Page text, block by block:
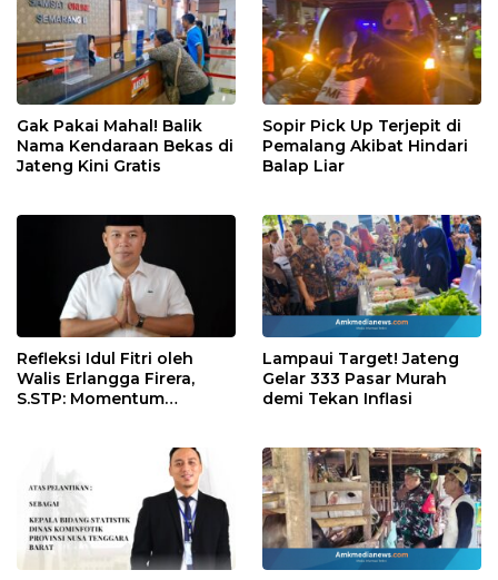
Gak Pakai Mahal! Balik
Nama Kendaraan Bekas di
Jateng Kini Gratis
Sopir Pick Up Terjepit di
Pemalang Akibat Hindari
Balap Liar
Refleksi Idul Fitri oleh
Walis Erlangga Firera,
S.STP: Momentum
Lampaui Target! Jateng
Gelar 333 Pasar Murah
demi Tekan Inflasi